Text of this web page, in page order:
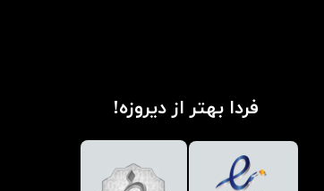
فردا بهتر از دیروزه!